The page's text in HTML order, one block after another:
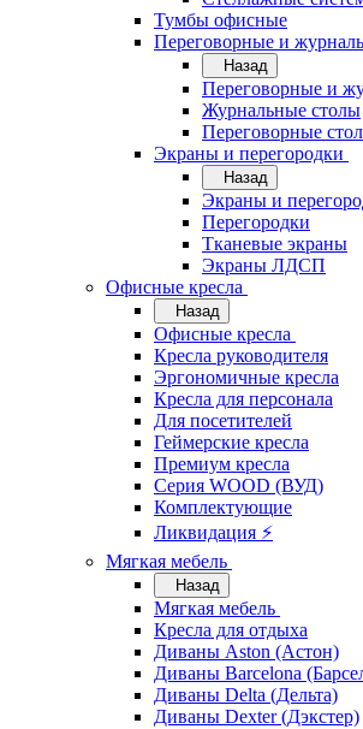
Тумбы офисные
Переговорные и
Назад
Переговорные и
Журнальные столы
Переговорные
Экраны и перегородки
Назад
Экраны и
Перегородки
Тканевые экраны
Экраны ЛДСП
Офисные кресла
Назад
Офисные кресла
Кресла руководителя
Эргономичные кресла
Кресла для персонала
Для посетителей
Геймерские кресла
Премиум кресла
Серия WOOD (ВУД)
Комплектующие
Ликвидация ⚡
Мягкая мебель
Назад
Мягкая мебель
Кресла для отдыха
Диваны Aston (Астон)
Диваны Barcelona
Диваны Delta (Дельта)
Диваны Dexter (Дэкстер)